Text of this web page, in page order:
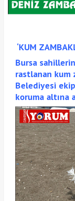
‘KUM
Bursa
rastlanan kum
Belediyesi
koruma altına